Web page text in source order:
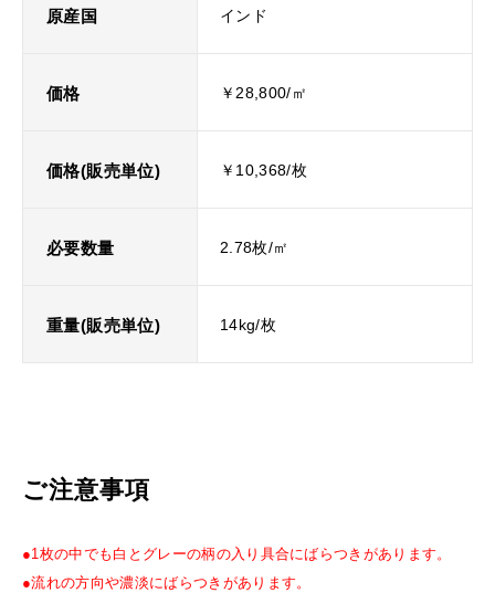
原産国 インド
価格 ￥28,800/㎡
価格(販売単位) ￥10,368/枚
必要数量 2.78枚/㎡
重量(販売単位) 14kg/枚
ご注意事項
●1枚の中でも白とグレーの柄の入り具合にばらつきがあります。
●流れの方向や濃淡にばらつきがあります。